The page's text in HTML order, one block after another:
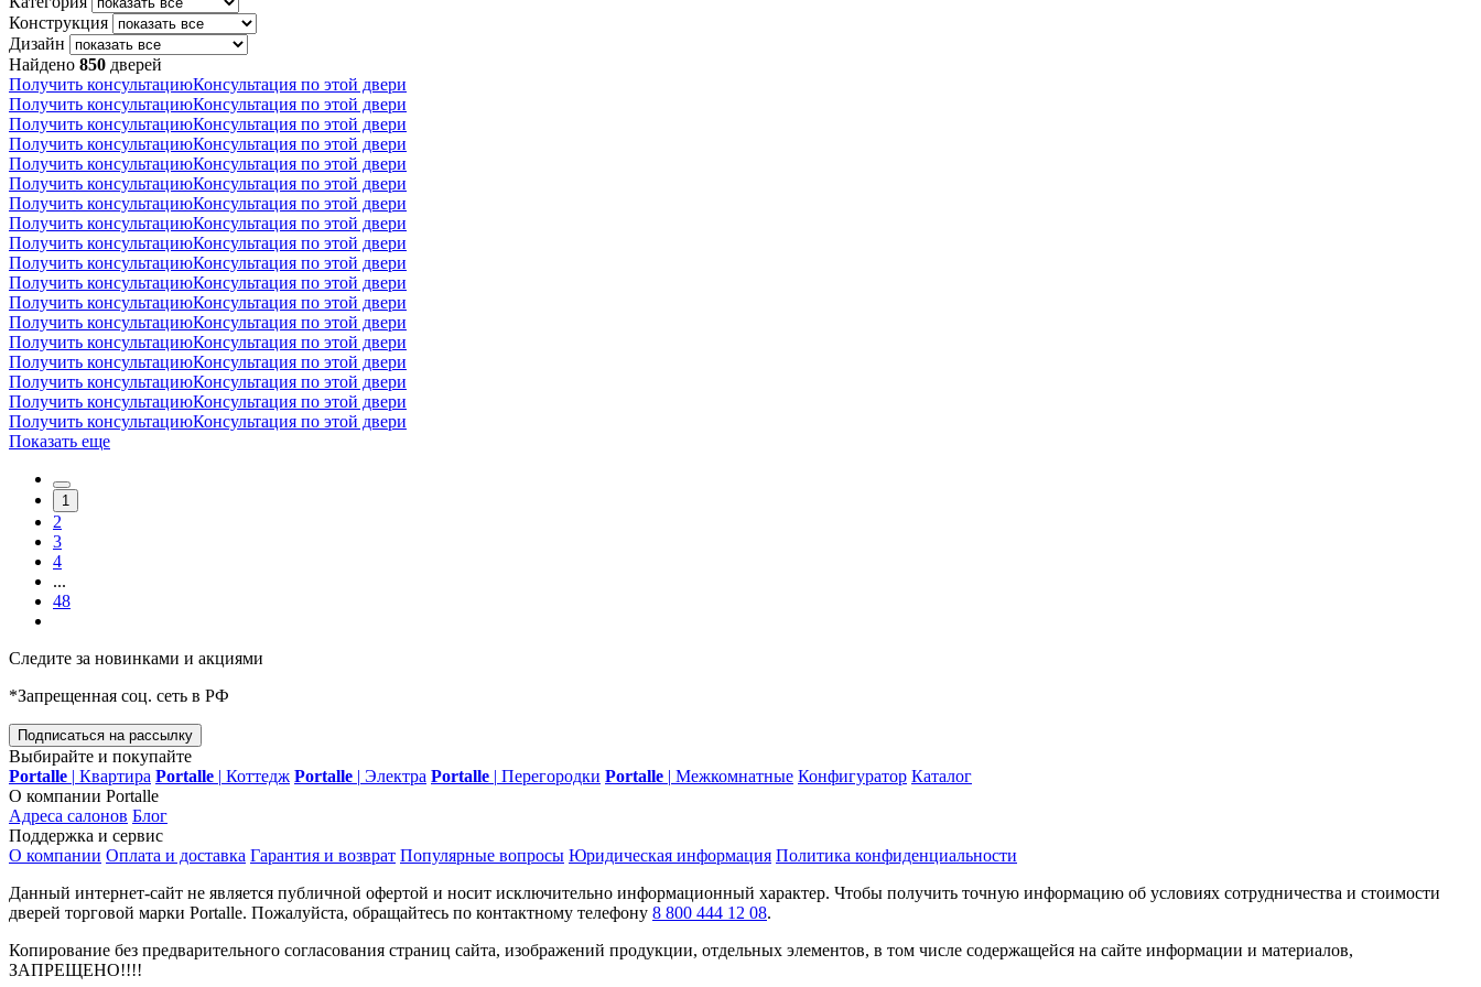
Конструкция
Дизайн
Найдено 850 дверей
Получить консультациюКонсультация по этой двери
Получить консультациюКонсультация по этой двери
Получить консультациюКонсультация по этой двери
Получить консультациюКонсультация по этой двери
Получить консультациюКонсультация по этой двери
Получить консультациюКонсультация по этой двери
Получить консультациюКонсультация по этой двери
Получить консультациюКонсультация по этой двери
Получить консультациюКонсультация по этой двери
Получить консультациюКонсультация по этой двери
Получить консультациюКонсультация по этой двери
Получить консультациюКонсультация по этой двери
Получить консультациюКонсультация по этой двери
Получить консультациюКонсультация по этой двери
Получить консультациюКонсультация по этой двери
Получить консультациюКонсультация по этой двери
Получить консультациюКонсультация по этой двери
Получить консультациюКонсультация по этой двери
Показать еще
1
2
3
4
...
48
Следите за новинками и акциями
*Запрещенная соц. сеть в РФ
Подписаться на рассылку
Выбирайте и покупайте
Portalle | Квартира Portalle | Коттедж Portalle | Электра Portalle | Перегородки Portalle | Межкомнатные Конфигуратор Каталог
О компании Portalle
Адреса салонов Блог
Поддержка и сервис
О компании Оплата и доставка Гарантия и возврат Популярные вопросы Юридическая информация Политика конфиденциальности
Данный интернет-сайт не является публичной офертой и носит исключительно информационный характер. Чтобы получить точную информацию об условиях сотрудничества и стоимости
дверей торговой марки Portalle. Пожалуйста, обращайтесь по контактному телефону 8 800 444 12 08.
Копирование без предварительного согласования страниц сайта, изображений продукции, отдельных элементов, в том числе содержащейся на сайте информации и материалов,
ЗАПРЕЩЕНО!!!!